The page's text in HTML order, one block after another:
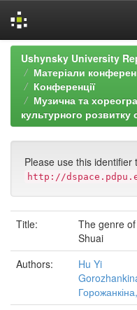
Skip
navigation
Ushynsky University
Матеріали
Конференції
Музична та
культурного розвитку
Please use this
http://
Title:
The genre
Shuai
Authors:
Hu Yi